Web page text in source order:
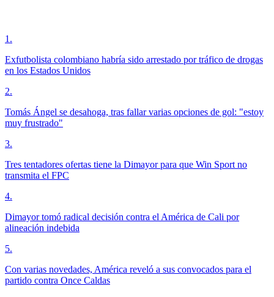
1 .
Exfutbolista colombiano habría sido arrestado por tráfico de drogas
en los Estados Unidos
2.
Tomás Ángel se desahoga, tras fallar varias opciones de gol: "estoy
muy frustrado"
3.
Tres tentadores ofertas tiene la Dimayor para que Win Sport no
transmita el FPC
4.
Dimayor tomó radical decisión contra el América de Cali por
alineación indebida
5.
Con varias novedades, América reveló a sus convocados para el
partido contra Once Caldas